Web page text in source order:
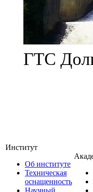
ГТС
Институт
Об институте
Техническая
оснащенность
Научный